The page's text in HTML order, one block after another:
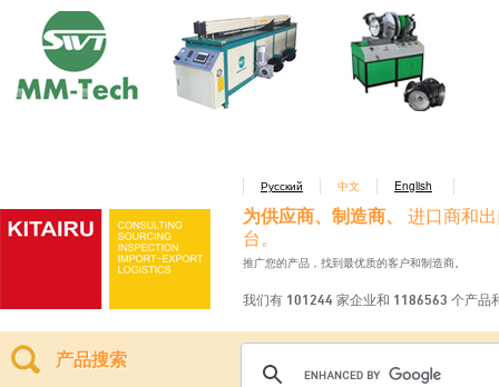
Русский 中文 English
为供应商、制造商、
进口商和
台。
推广您的产品，找到最优质的客户和制造商。
我们有 101244 家企业和 1186563 个产品
产品搜索